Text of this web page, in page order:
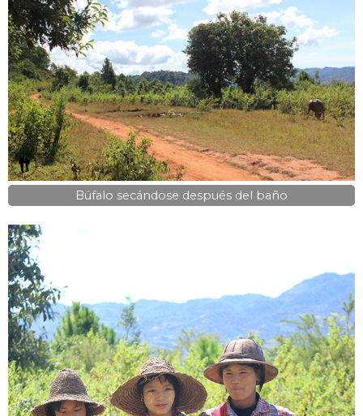
Búfalo secándose después del baño